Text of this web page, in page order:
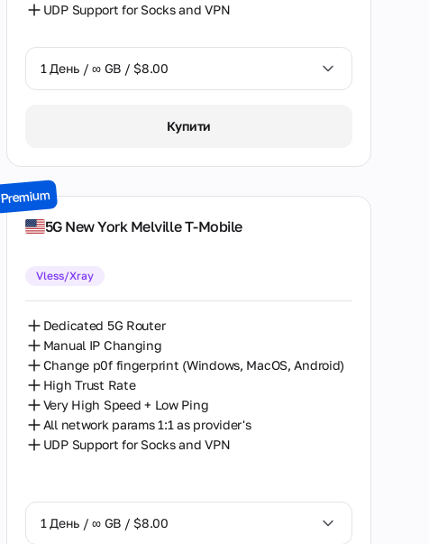
UDP Support for Socks and VPN
1 День / ∞ GB / $8.00
3 Дні / ∞ GB / $21.00
30 Днів / ∞ GB / $162.00
Купити
5G New York Melville T-Mobile
Premium
Vless/Xray
Dedicated 5G Router
Manual IP Changing
Change p0f fingerprint (Windows, MacOS, Android)
High Trust Rate
Very High Speed + Low Ping
All network params 1:1 as provider's
UDP Support for Socks and VPN
1 День / ∞ GB / $8.00